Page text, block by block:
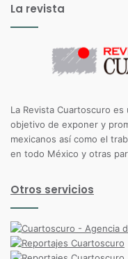
La revista
La Revista Cuartoscuro
objetivo de exponer y
mexicanos así como el
en todo México y otras
Otros servicios